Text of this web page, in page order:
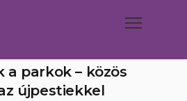
a parkok – közös
újpestiekkel